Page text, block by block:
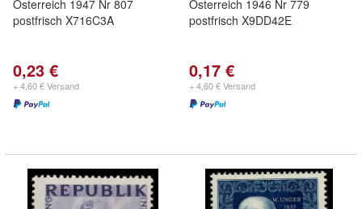
Österreich 1947 Nr 807
postfrisch X716C3A
0,23 €
+ 4,60 € Versand
Österreich 1946 Nr 779
postfrisch X9DD42E
0,17 €
+ 4,60 € Versand